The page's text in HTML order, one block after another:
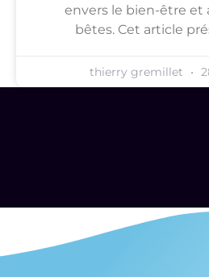
envers le bien-être et
bêtes. Cet article
thierry gremillet